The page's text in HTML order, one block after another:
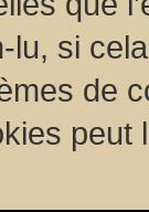
si
de
peut